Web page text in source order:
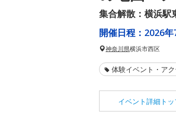
集合解散：横浜駅
開催日程： 2026
神奈川県横浜市西区
体験イベント・ア
イベント詳細 ト